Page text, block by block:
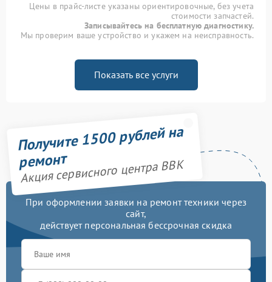
Цены в прайс-листе указаны ориентировочные, без учета
стоимости запчастей.
Записывайтесь на бесплатную диагностику.
Мы проверим ваше устройство и укажем на неисправность.
Показать все услуги
Получите 1500 рублей на
ремонт
Акция сервисного центра BBK
При оформлении заявки на ремонт техники через
сайт,
действует персональная бессрочная скидка